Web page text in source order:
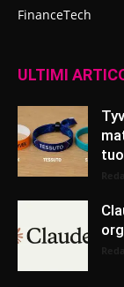
FinanceTech
ULTIMI